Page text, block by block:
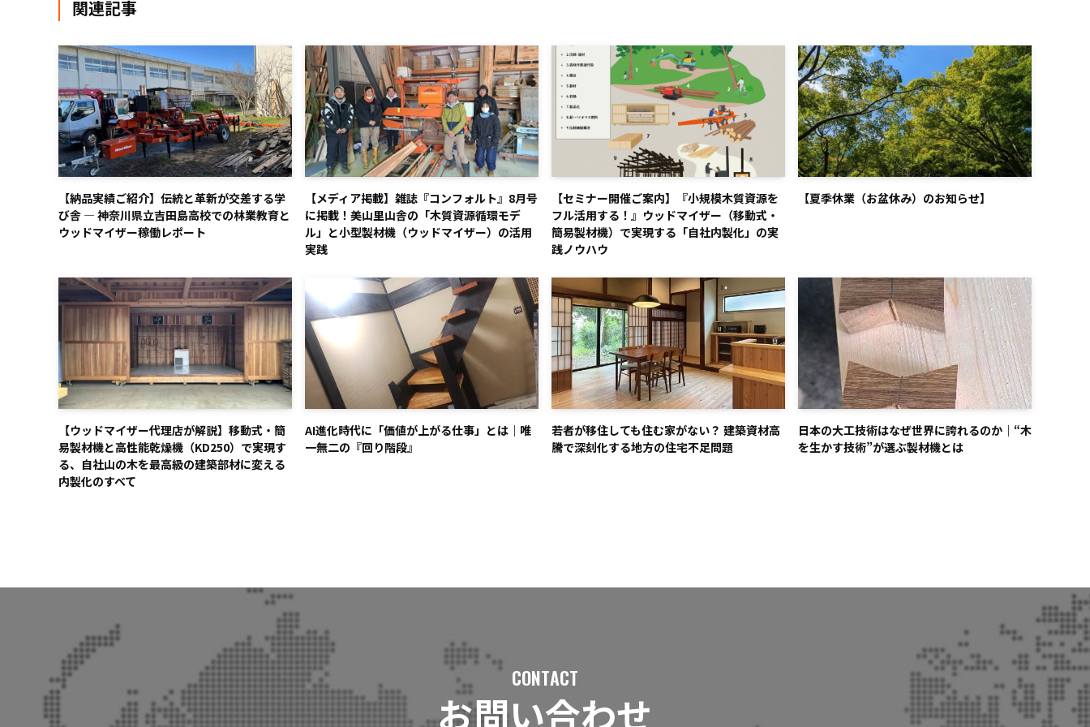
関連記事
【納品実績ご紹介】伝統と革新が交差する学
び舎 ― 神奈川県立吉田島高校での林業教育と
ウッドマイザー稼働レポート
【メディア掲載】雑誌『コンフォルト』8月号
に掲載！美山里山舎の「木質資源循環モデ
ル」と小型製材機（ウッドマイザー）の活用
実践
【セミナー開催ご案内】『小規模木質資源を
フル活用する！』ウッドマイザー（移動式・
簡易製材機）で実現する「自社内製化」の実
践ノウハウ
【夏季休業（お盆休み）のお知らせ】
【ウッドマイザー代理店が解説】移動式・簡
易製材機と高性能乾燥機（KD250）で実現す
る、自社山の木を最高級の建築部材に変える
内製化のすべて
AI進化時代に「価値が上がる仕事」とは｜唯
一無二の『回り階段』
若者が移住しても住む家がない？ 建築資材高
騰で深刻化する地方の住宅不足問題
日本の大工技術はなぜ世界に誇れるのか｜“木
を生かす技術”が選ぶ製材機とは
CONTACT
お問い合わせ